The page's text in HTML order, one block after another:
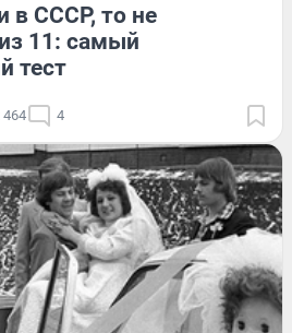
в СССР, то не
11: самый
тест
464 4